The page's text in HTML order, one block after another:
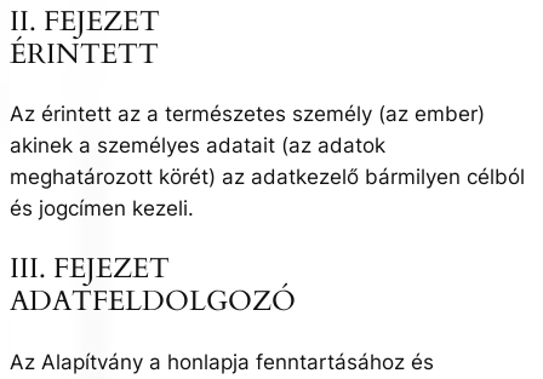
II. FEJEZET
ÉRINTETT
Az érintett az a természetes személy (az ember)
akinek a személyes adatait (az adatok
meghatározott körét) az adatkezelő bármilyen célból
és jogcímen kezeli.
III. FEJEZET
ADATFELDOLGOZÓ
Az Alapítvány a honlapja fenntartásához és